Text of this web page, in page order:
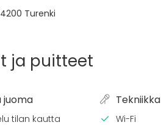
Turenki
ja puitteet
juoma
tilan kautta
Tekniikka
Wi-Fi